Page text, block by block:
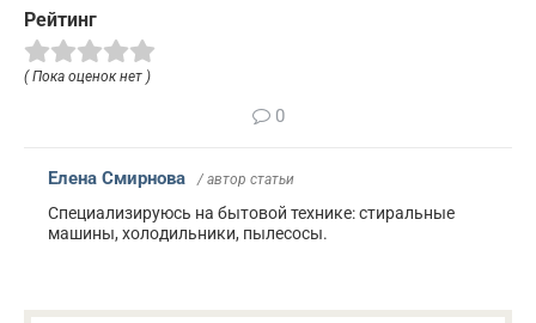
Рейтинг
( Пока оценок нет )
0
Елена Смирнова / автор статьи
Специализируюсь на бытовой технике: стиральные
машины, холодильники, пылесосы.